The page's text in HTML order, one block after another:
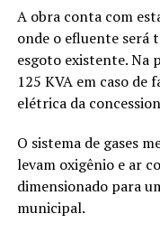
A obra conta com
onde o efluente será
esgoto existente. Na
125 KVA em caso
elétrica da
O sistema de gases
levam oxigênio e ar
dimensionado para
municipal.